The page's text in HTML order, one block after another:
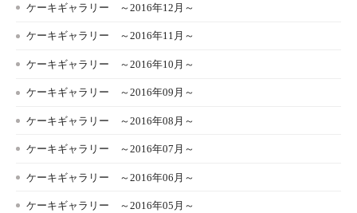
ケーキギャラリー ～2016年12月～
ケーキギャラリー ～2016年11月～
ケーキギャラリー ～2016年10月～
ケーキギャラリー ～2016年09月～
ケーキギャラリー ～2016年08月～
ケーキギャラリー ～2016年07月～
ケーキギャラリー ～2016年06月～
ケーキギャラリー ～2016年05月～